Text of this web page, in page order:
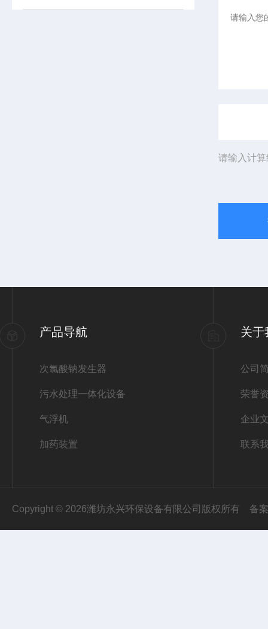
请输入计
产品导航
次氯酸钠发生器
污水处理一体化设备
气浮机
加药装置
关于
公司
荣誉
企业
联系
Copyright © 2026潍坊永兴环保设备有限公司版权所有 备